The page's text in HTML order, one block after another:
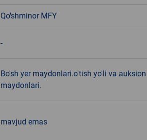
Qo'shminor MFY
-
Bo'sh yer maydonlari.o'tish yo'li va
maydonlari.
mavjud emas